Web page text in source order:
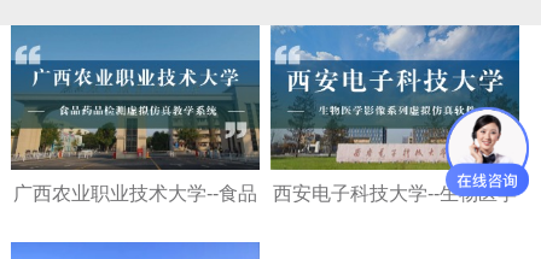
广西农业职业技术大学--食品
药品检测虚拟仿真教学系统
西安电子科技大学--生物医学